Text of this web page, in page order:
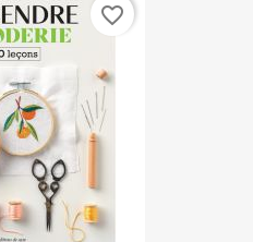
favorite_border